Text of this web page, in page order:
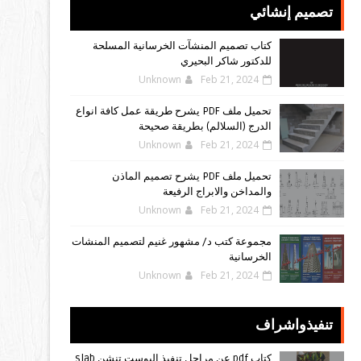
تصميم إنشائي
كتاب تصميم المنشآت الخرسانية المسلحة
للدكتور شاكر البحيري
Unknown Feb 21, 2024
تحميل ملف PDF يشرح طريقة عمل كافة انواع
الدرج (السلالم) بطريقة صحيحة
Unknown Feb 21, 2024
تحميل ملف PDF يشرح تصميم الماذن
والمداخن والابراج الرفيعة
Unknown Feb 21, 2024
مجموعة كتب د/ مشهور غنيم لتصميم المنشات
الخرسانية
Unknown Feb 21, 2024
تنفيذواشراف